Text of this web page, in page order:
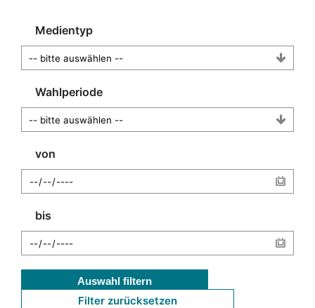
Medientyp
Wahlperiode
von
bis
Auswahl filtern
Filter zurücksetzen